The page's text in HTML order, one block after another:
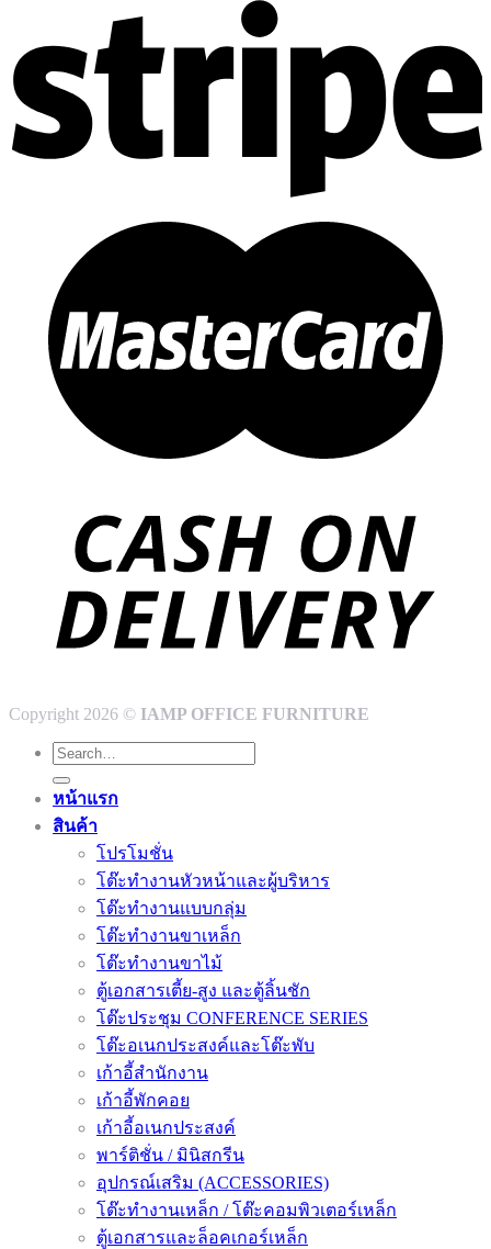
Copyright 2026 © IAMP OFFICE FURNITURE
Search
for:
หน้าแรก
สินค้า
โปรโมชั่น
โต๊ะทำงานหัวหน้าและผู้บริหาร
โต๊ะทำงานแบบกลุ่ม
โต๊ะทำงานขาเหล็ก
โต๊ะทำงานขาไม้
ตู้เอกสารเตี้ย-สูง และตู้ลิ้นชัก
โต๊ะประชุม CONFERENCE SERIES
โต๊ะอเนกประสงค์และโต๊ะพับ
เก้าอี้สำนักงาน
เก้าอี้พักคอย
เก้าอี้อเนกประสงค์
พาร์ติชั่น / มินิสกรีน
อุปกรณ์เสริม (ACCESSORIES)
โต๊ะทำงานเหล็ก / โต๊ะคอมพิวเตอร์เหล็ก
ตู้เอกสารและล็อคเกอร์เหล็ก